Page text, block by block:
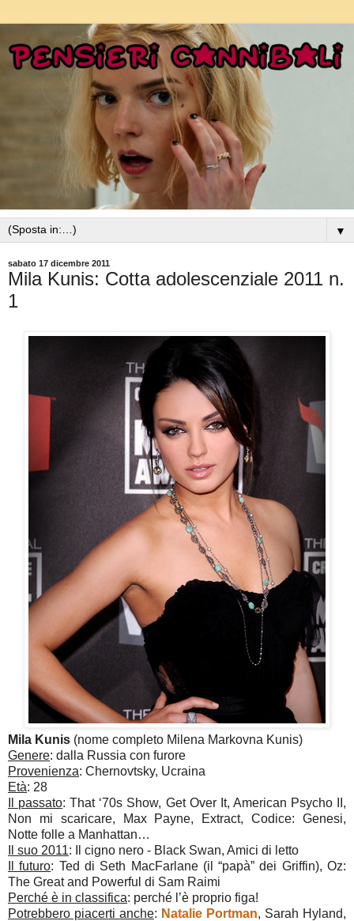
▼
sabato 17 dicembre 2011
Mila Kunis: Cotta adolescenziale 2011 n.
1
Mila Kunis (nome completo Milena Markovna Kunis)
Genere: dalla Russia con furore
Provenienza: Chernovtsky, Ucraina
Età: 28
Il passato: That ‘70s Show, Get Over It, American Psycho II,
Non mi scaricare, Max Payne, Extract, Codice: Genesi,
Notte folle a Manhattan…
Il suo 2011: Il cigno nero - Black Swan, Amici di letto
Il futuro: Ted di Seth MacFarlane (il “papà” dei Griffin), Oz:
The Great and Powerful di Sam Raimi
Perché è in classifica: perché l’è proprio figa!
Potrebbero piacerti anche: Natalie Portman, Sarah Hyland,